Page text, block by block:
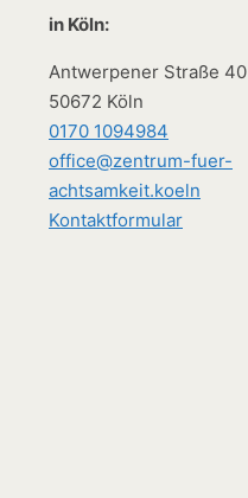
in Köln:
Antwerpener Straße 40
50672 Köln
0170 1094984
office@zentrum-fuer-
achtsamkeit.koeln
Kontaktformular